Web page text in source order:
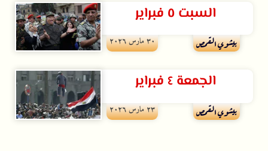
السبت ٥ فبراير
بيشوي القمص ۳۰ مارس ۲۰۲٦
الجمعة ٤ فبراير
بيشوي القمص ۲۳ مارس ۲۰۲٦